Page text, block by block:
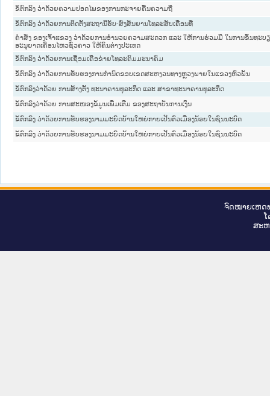
ຂໍ້ຕົກລົງ ວ່າດ້ວຍຄວາມປອດໄພຂອງການກະຈາຍຄື້ນຄວາມຖີ່
ຂໍ້ຕົກລົງ ວ່າດ້ວຍການຕິດຕັ້ງສະຖານີຮັບ-ສົ່ງສັນຍານໂທລະສັບເຄື່ອນທີ່
ຄຳສັ່ງ ຂອງເຈົ້າແຂວງ ວ່າດ້ວຍການອຳນວຍຄວາມສະດວກ ແລະ ໃຫ້ການຮ່ວມມື ໃນການຂຶ້ນທະບ
ອະນຸຍາດເຄື່ອນໄຫວຊົ່ວຄາວ ໃຫ້ຄົນຕ່າງປະເທດ
ຂໍ້ຕົກລົງ ວ່າດ້ວຍການເຊື່ອມເຄືອຂ່າຍໂທລະຄົມມະນາຄົມ
ຂໍ້ຕົກລົງ ວ່າດ້ວຍການຮັບຮອງການກຳນົດຂອບເຂດສະຫງວນທາງຫຼວງພາຍໃນແຂວງຫົວພັນ
ຂໍ້​ຕົກ​ລົງ​ວ່າ​ດ້ວຍ ການ​ສ້າງ​ຕັ້ງ​ ທະ​ນາ​ຄານ​ທຸ​ລະ​ກິດ ແລະ ສາ​ຂາ​ທະ​ນາ​ຄານ​ທຸ​ລະ​ກິດ
ຂໍ້​ຕົກ​ລົງວ່າ​ດ້ວຍ ການ​ສະ​ໜອງ​ຂໍ້​ມູນ​ເພີ່ມ​ເຕີມ ຂອງ​ສະ​ຖາ​ບັນ​ການ​ເງິນ
ຂໍ້ຕົກລົງ ວ່າດ້ວຍການຮັບຮອງນາມມະຍົດບ້ານໃຫຍ່ກາຍເປັນຕົວເມືອງນ້ອຍໃນຊົນນະບົດ
ຂໍ້ຕົກລົງ ວ່າດ້ວຍການຮັບຮອງນາມມະຍົດບ້ານໃຫຍ່ກາຍເປັນຕົວເມືອງນ້ອຍໃນຊົນນະບົດ
ຈົດ​ໝາຍ​ເຫດ​
ສະ​ຫ